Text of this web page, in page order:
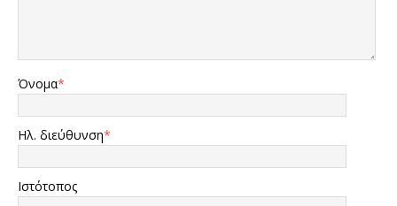
Όνομα*
Ηλ. διεύθυνση*
Ιστότοπος